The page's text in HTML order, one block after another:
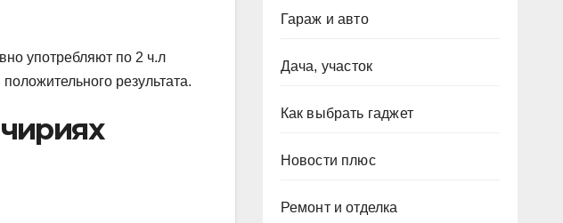
употребляют по 2 ч.л
результата.
Гараж и авто
Дача, участок
Как выбрать гаджет
Новости плюс
Ремонт и отделка